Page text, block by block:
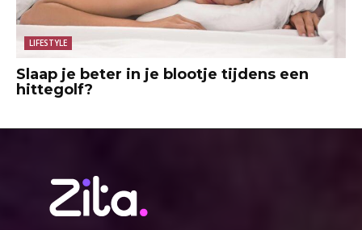
LIFESTYLE
Slaap je beter in je blootje tijdens een
hittegolf?